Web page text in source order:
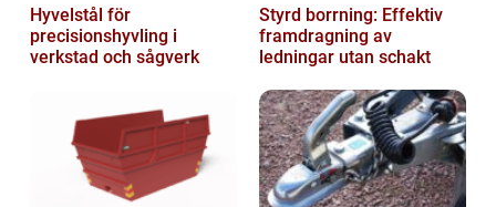
Hyvelstål för
precisionshyvling i
verkstad och sågverk
Styrd borrning: Effektiv
framdragning av
ledningar utan schakt